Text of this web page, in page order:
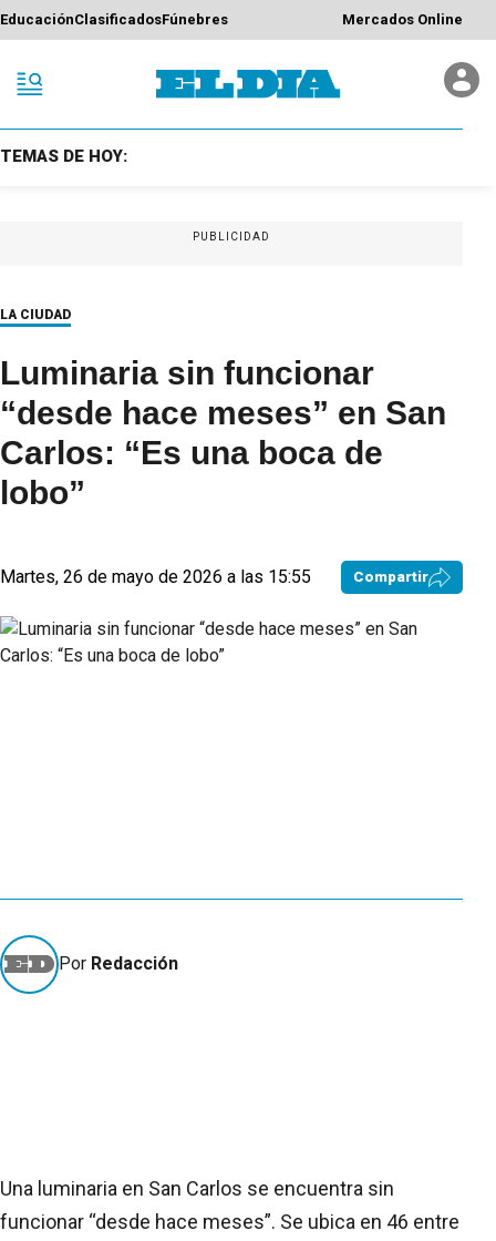
EducaciónClasificadosFúnebres Mercados Online
TEMAS DE HOY:
PUBLICIDAD
LA CIUDAD
Luminaria sin funcionar
“desde hace meses” en San
Carlos: “Es una boca de
lobo”
Martes, 26 de mayo de 2026 a las 15:55 Compartir
Por Redacción
Una luminaria en San Carlos se encuentra sin
funcionar “desde hace meses”. Se ubica en 46 entre